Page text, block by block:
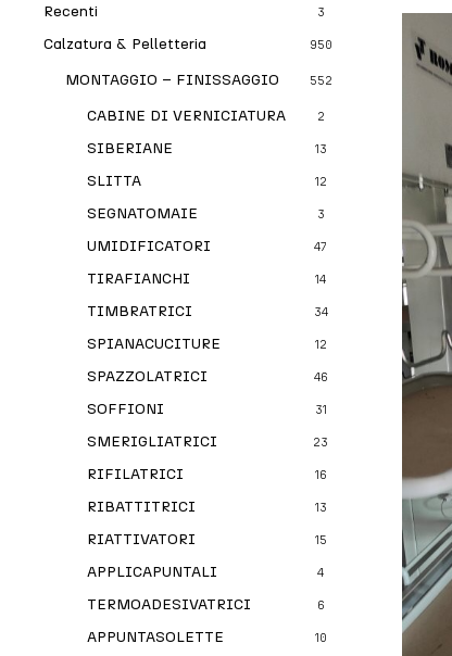
Recenti 3
Calzatura & Pelletteria 950
MONTAGGIO – FINISSAGGIO 552
CABINE DI VERNICIATURA 2
SIBERIANE 13
SLITTA 12
SEGNATOMAIE 3
UMIDIFICATORI 47
TIRAFIANCHI 14
TIMBRATRICI 34
SPIANACUCITURE 12
SPAZZOLATRICI 46
SOFFIONI 31
SMERIGLIATRICI 23
RIFILATRICI 16
RIBATTITRICI 13
RIATTIVATORI 15
APPLICAPUNTALI 4
TERMOADESIVATRICI 6
APPUNTASOLETTE 10